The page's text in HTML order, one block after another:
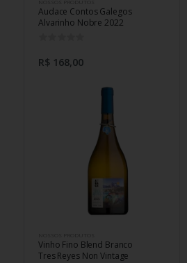
Audace Contos Galegos
Alvarinho Nobre 2022
R$ 168,00
Vinho Fino Blend Branco
Tres Reyes Non Vintage